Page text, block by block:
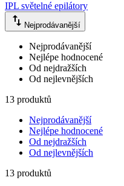
IPL světelné epilátory
Nejprodávanější
Nejprodávanější
Nejlépe hodnocené
Od nejdražších
Od nejlevnějších
13 produktů
Nejprodávanější
Nejlépe hodnocené
Od nejdražších
Od nejlevnějších
13 produktů